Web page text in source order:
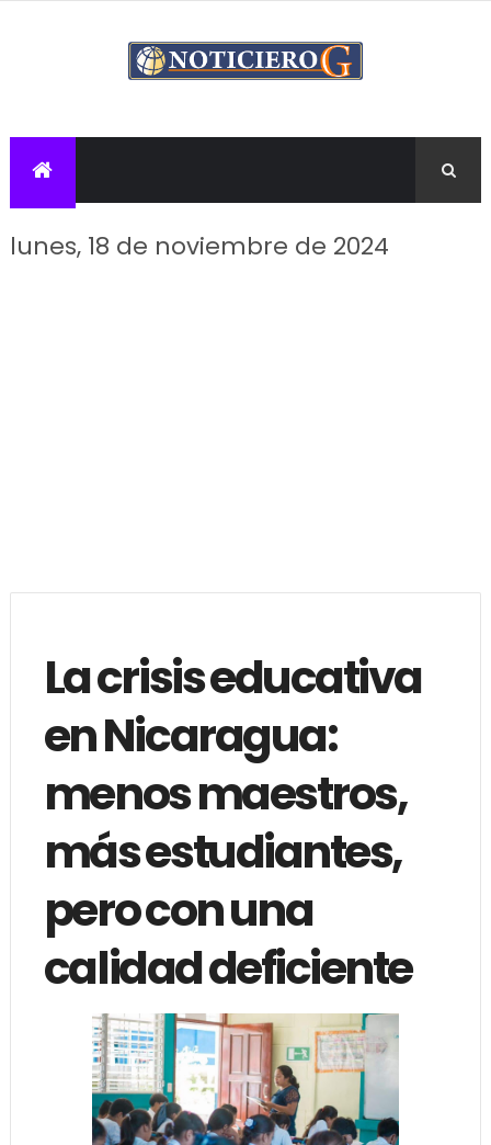
lunes, 18 de noviembre de 2024
La crisis educativa
en Nicaragua:
menos maestros,
más estudiantes,
pero con una
calidad deficiente